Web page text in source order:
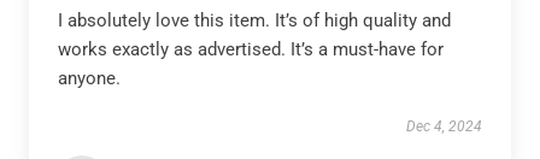
I absolutely love this item. It’s of high quality and
works exactly as advertised. It’s a must-have for
anyone.
Dec 4, 2024